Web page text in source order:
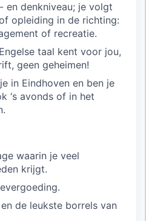
en denkniveau; je volgt
opleiding in de richting:
of recreatie.
taal kent voor jou,
geen geheimen!
in Eindhoven en ben je
‘s avonds of in het
waarin je veel
krijgt.
en de leukste borrels van